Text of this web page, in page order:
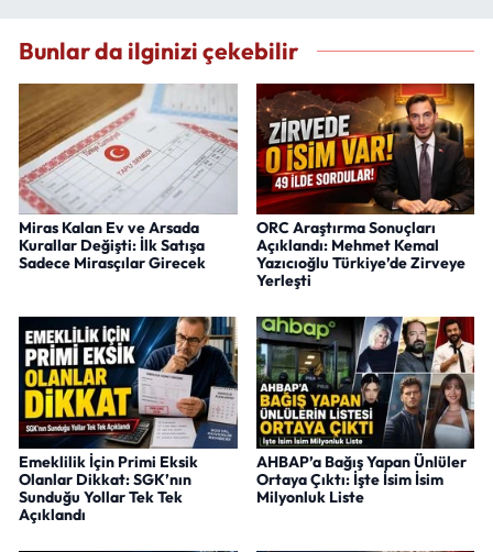
Bunlar da ilginizi çekebilir
Miras Kalan Ev ve Arsada
Kurallar Değişti: İlk Satışa
Sadece Mirasçılar Girecek
ORC Araştırma Sonuçları
Açıklandı: Mehmet Kemal
Yazıcıoğlu Türkiye’de Zirveye
Yerleşti
Emeklilik İçin Primi Eksik
Olanlar Dikkat: SGK’nın
Sunduğu Yollar Tek Tek
Açıklandı
AHBAP’a Bağış Yapan Ünlüler
Ortaya Çıktı: İşte İsim İsim
Milyonluk Liste